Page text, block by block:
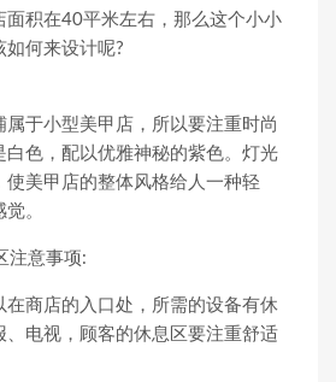
积在40平米左右，那么这个小小
如何来设计呢?
于小型美甲店，所以要注重时尚
白色，配以优雅神秘的紫色。灯光
使美甲店的整体风格给人一种轻
。
意事项:
商店的入口处，所需的设备有休
、电视，顾客的休息区要注重舒适